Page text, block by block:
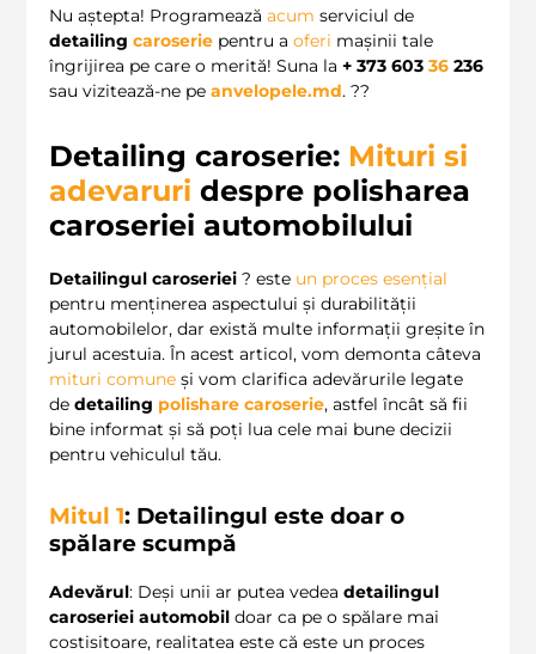
Nu aștepta! Programează acum serviciul de
detailing caroserie pentru a oferi mașinii tale
îngrijirea pe care o merită! Suna la + 373 603 36 236
sau vizitează-ne pe anvelopele.md. ??
Detailing caroserie: Mituri si
adevaruri despre polisharea
caroseriei automobilului
Detailingul caroseriei ? este un proces esențial
pentru menținerea aspectului și durabilității
automobilelor, dar există multe informații greșite în
jurul acestuia. În acest articol, vom demonta câteva
mituri comune și vom clarifica adevărurile legate
de detailing polishare caroserie, astfel încât să fii
bine informat și să poți lua cele mai bune decizii
pentru vehiculul tău.
Mitul 1: Detailingul este doar o
spălare scumpă
Adevărul: Deși unii ar putea vedea detailingul
caroseriei automobil doar ca pe o spălare mai
costisitoare, realitatea este că este un proces